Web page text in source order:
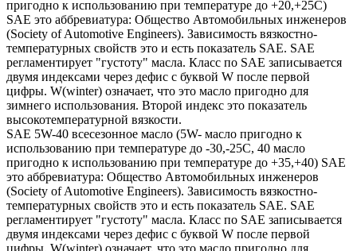
пригодно к использованию при температуре до +20,+25С)
SAE это аббревиатура: Общество Автомобильных инженеров
(Society of Automotive Engineers). Зависимость вязкостно-
температурных свойств это и есть показатель SAE. SAE
регламентирует "густоту" масла. Класс по SAE записывается
двумя индексами через дефис с буквой W после первой
цифры. W(winter) означает, что это масло пригодно для
зимнего использования. Второй индекс это показатель
высокотемпературной вязкости.
SAE 5W-40 всесезонное масло (5W- масло пригодно к
использованию при температуре до -30,-25С, 40 масло
пригодно к использованию при температуре до +35,+40) SAE
это аббревиатура: Общество Автомобильных инженеров
(Society of Automotive Engineers). Зависимость вязкостно-
температурных свойств это и есть показатель SAE. SAE
регламентирует "густоту" масла. Класс по SAE записывается
двумя индексами через дефис с буквой W после первой